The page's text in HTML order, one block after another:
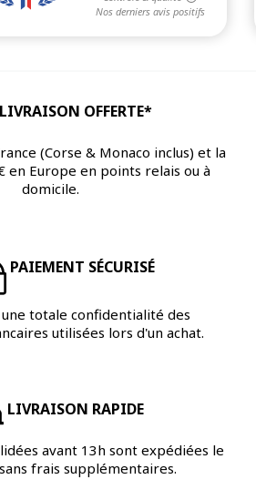
LIVRAISON OFFERTE*
(Corse & Monaco inclus) et la
en Europe en points relais ou à
domicile.
PAIEMENT SÉCURISÉ
totale confidentialité des
utilisées lors d'un achat.
LIVRAISON RAPIDE
avant 13h sont expédiées le
frais supplémentaires.